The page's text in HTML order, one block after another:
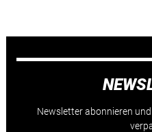
Newsletter abonnieren